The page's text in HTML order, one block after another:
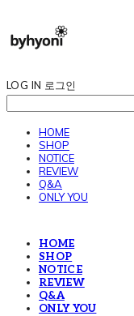
LOG IN 로그인
HOME
SHOP
NOTICE
REVIEW
Q&A
ONLY YOU
HOME
SHOP
NOTICE
REVIEW
Q&A
ONLY YOU